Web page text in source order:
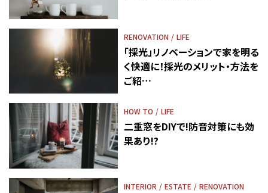
RENOVATION LIFE
「採光」リノベーションで家を明る
く快適に！採光のメリット・方法を
ご紹…
HOW TO LIFE
二重窓をDIYで!防音対策にも効
果あり!?
INTERIOR ESTATE RENOVATION